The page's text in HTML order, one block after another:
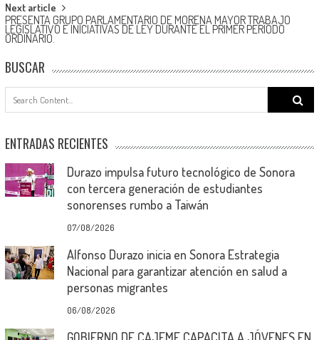
Next article
PRESENTA GRUPO PARLAMENTARIO DE MORENA MAYOR TRABAJO
LEGISLATIVO E INICIATIVAS DE LEY DURANTE EL PRIMER PERÍODO
ORDINARIO.
BUSCAR
Search
for:
ENTRADAS RECIENTES
Durazo impulsa futuro tecnológico de Sonora
con tercera generación de estudiantes
sonorenses rumbo a Taiwán
07/08/2026
Alfonso Durazo inicia en Sonora Estrategia
Nacional para garantizar atención en salud a
personas migrantes
06/08/2026